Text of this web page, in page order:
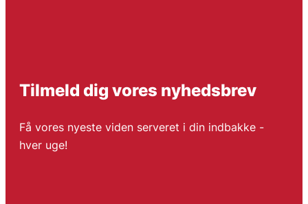
Tilmeld dig vores nyhedsbrev
Få vores nyeste viden serveret i din indbakke -
hver uge!